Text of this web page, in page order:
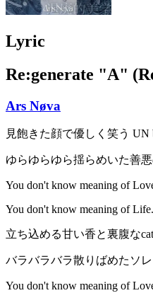
Lyric
Re:generate "A"
Ars Nøva
見飽きた顔で優しく笑う UN
ゆらゆらゆら揺らめいた善
You don't know meaning of
You don't know meaning of
立ち込める甘い香と裏腹な
バラバラバラ散りばめたソ
You don't know meaning of